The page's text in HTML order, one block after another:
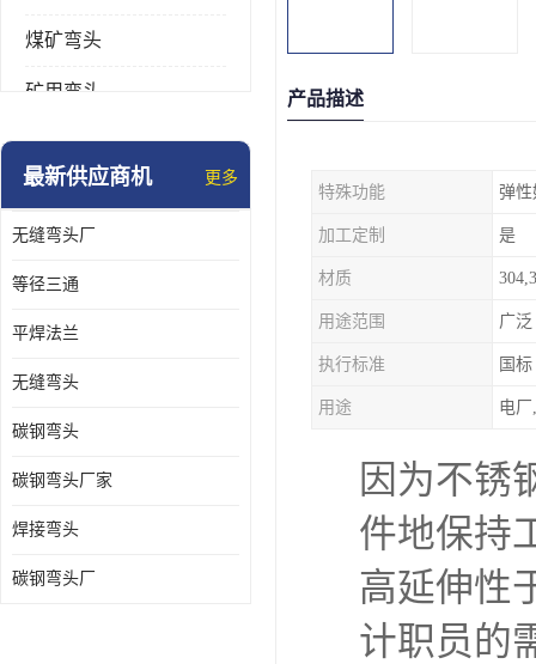
煤矿弯头
矿用弯头
冲压弯头
热压弯头
镀锌弯头
最新供应商机 更多
无缝弯头厂
等径三通
平焊法兰
无缝弯头
碳钢弯头
碳钢弯头厂家
焊接弯头
碳钢弯头厂
产品描述
特殊功能 弹性
加工定制 是
材质
用途范围 广泛
执行标准 国标
用途 电
因为不锈
件地保持
高延伸性
计职员的